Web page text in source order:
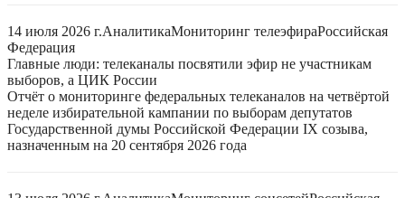
14 июля 2026 г.АналитикаМониторинг телеэфираРоссийская
Федерация
Главные люди: телеканалы посвятили эфир не участникам
выборов, а ЦИК России
Отчёт о мониторинге федеральных телеканалов на четвёртой
неделе избирательной кампании по выборам депутатов
Государственной думы Российской Федерации IX созыва,
назначенным на 20 сентября 2026 года